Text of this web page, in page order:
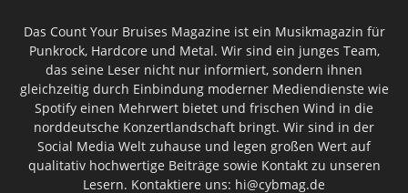
Das Count Your Bruises Magazine ist ein Musikmagazin für
Punkrock, Hardcore und Metal. Wir sind ein junges Team,
das seine Leser nicht nur informiert, sondern ihnen
gleichzeitig durch Einbindung moderner Mediendienste wie
Spotify einen Mehrwert bietet und frischen Wind in die
norddeutsche Konzertlandschaft bringt. Wir sind in der
Social Media Welt zuhause und legen großen Wert auf
qualitativ hochwertige Beiträge sowie Kontakt zu unseren
Lesern. Kontaktiere uns: hi@cybmag.de